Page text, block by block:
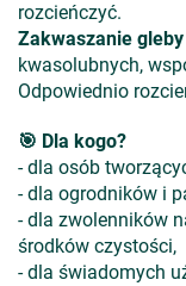
rozcieńczyć.
Zakwaszanie
kwasolubnych,
Odpowiednio
🎯 Dla kogo?
- dla osób
- dla ogrodników i
- dla zwolenników
środków czystości,
- dla świadomych